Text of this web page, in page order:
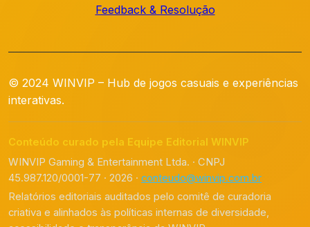
Feedback & Resolução
© 2024 WINVIP – Hub de jogos casuais e experiências
interativas.
Conteúdo curado pela Equipe Editorial WINVIP
WINVIP Gaming & Entertainment Ltda. · CNPJ
45.987.120/0001-77 · 2026 · conteudo@winvip.com.br
Relatórios editoriais auditados pelo comitê de curadoria
criativa e alinhados às políticas internas de diversidade,